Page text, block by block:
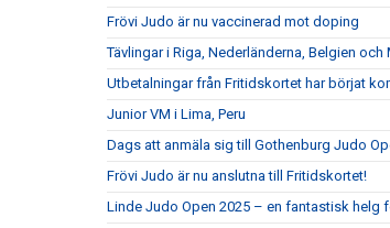
Frövi Judo är nu vaccinerad mot doping
Tävlingar i Riga, Nederländerna, Belgien och
Utbetalningar från Fritidskortet har börjat
Junior VM i Lima, Peru
Dags att anmäla sig till Gothenburg Judo
Frövi Judo är nu anslutna till Fritidskortet!
Linde Judo Open 2025 – en fantastisk helg